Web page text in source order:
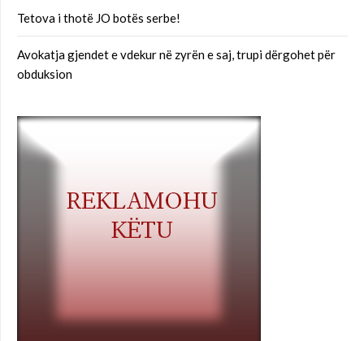
Tetova i thotë JO botës serbe!
Avokatja gjendet e vdekur në zyrën e saj, trupi dërgohet për
obduksion